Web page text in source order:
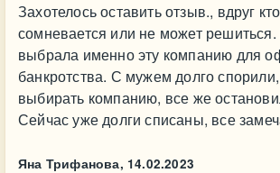
Захотелось оставить отзыв., вдруг
сомневается или не может решиться.
выбрала именно эту компанию для
банкротства. С мужем долго
выбирать компанию, все же
Сейчас уже долги списаны, все
Яна Трифанова, 14.02.2023